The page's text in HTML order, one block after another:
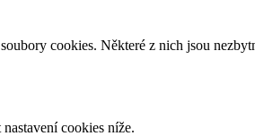
cookies. Některé z nich jsou
cookies níže.